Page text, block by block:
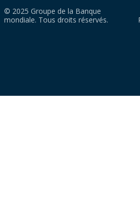
© 2025 Groupe de la Banque
mondiale. Tous droits réservés.